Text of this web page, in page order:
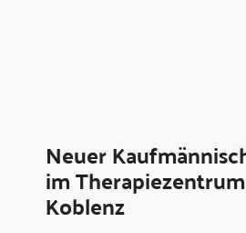
Neuer
im
Koblenz